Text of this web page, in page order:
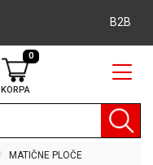
B2B
KORPA
0
MATIČNE PLOČE